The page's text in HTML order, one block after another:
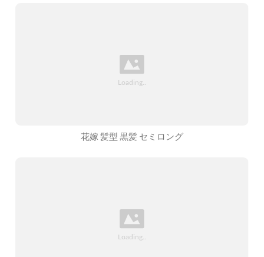
花嫁 髪型 黒髪 セミロング